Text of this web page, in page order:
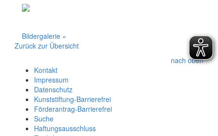
Bildergalerie »
Zurück zur Übersicht
nach oben
Kontakt
Impressum
Datenschutz
Kunststiftung-Barrierefrei
Förderantrag-Barrierefrei
Suche
Haftungsausschluss